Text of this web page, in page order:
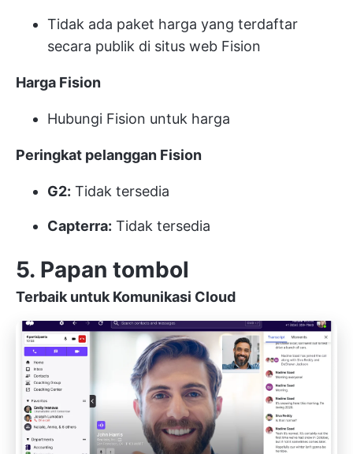
Tidak ada paket harga yang terdaftar
secara publik di situs web Fision
Harga Fision
Hubungi Fision untuk harga
Peringkat pelanggan Fision
G2: Tidak tersedia
Capterra: Tidak tersedia
5. Papan tombol
Terbaik untuk Komunikasi Cloud